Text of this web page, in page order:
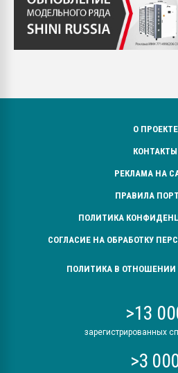
О ПРОЕКТЕ
КОНТАКТЫ
РЕКЛАМА НА
ПРАВИЛА
ПОЛИТИКА
СОГЛАСИЕ НА ОБРАБОТКУ
ПОЛИТИКА В ОТНОШЕНИИ
>13
зарегистрированных
>3